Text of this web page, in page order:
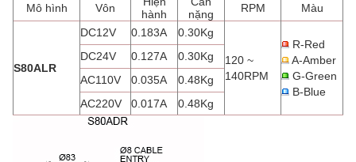
Mô hình Vôn
hành
nặng
RPM Màu
S80ALR
DC12V 0.183A 0.30Kg
120 ~
140RPM
R-Red
A-Amber
G-Green
B-Blue
DC24V 0.127A
0.30Kg
AC110V
0.035A
0.48Kg
AC220V
0.017A 0.48Kg